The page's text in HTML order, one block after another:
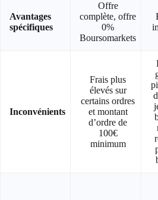
Avantages
spécifiques
Offre
complète, offre
0%
Boursomarkets
Inconvénients
Frais plus
élevés sur
certains ordres
et montant
d’ordre de
100€
minimum